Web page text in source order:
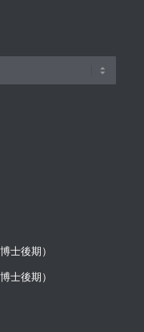
士後期）
士後期）